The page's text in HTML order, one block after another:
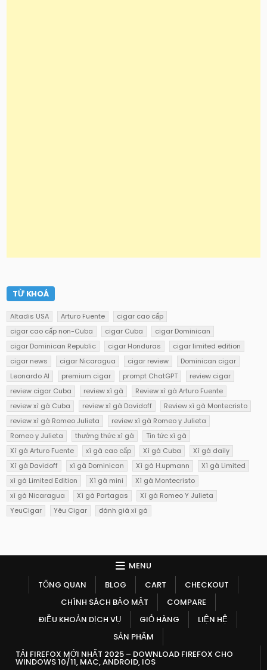
TỪ KHOÁ
Altadis USA Arturo Fuente
cigar cao cấp
cigar cao cấp non-Cuba
cigar Cuba
cigar Dominican
cigar Dominican Republic
cigar Honduras
cigar limited edition
cigar news
cigar Nicaragua cigar review
Dominican cigar
Leonardo AI
premium cigar prompt ChatGPT
review cigar
review cigar Cuba
review xì gà
Review xì gà Arturo Fuente
review xì gà Cuba
review xì gà Davidoff
Review xì gà Montecristo
review xì gà Romeo Julieta
review xì gà Romeo y Julieta
Romeo y Julieta
thưởng thức xì gà
Tin tức xì gà
Xì gà Arturo Fuente
xì gà cao cấp Xì gà Cuba
Xì gà daily
Xì gà Davidoff
xì gà Dominican Xì gà H.upmann
Xì gà Limited
xì gà Limited Edition
Xì gà mini
Xì gà Montecristo
xì gà Nicaragua
Xì gà Partagas
Xì gà Romeo Y Julieta
YeuCigar
Yêu Cigar đánh giá xì gà
MENU
TỔNG QUAN
BLOG CART
CHECKOUT
CHÍNH SÁCH BẢO MẬT
COMPARE
ĐIỀU KHOẢN DỊCH VỤ
GIỎ HÀNG
LIỆN HỆ
SẢN PHẨM
TẢI FIREFOX MỚI NHẤT 2025 – DOWNLOAD FIREFOX CHO
WINDOWS 10/11, MAC, ANDROID, IOS